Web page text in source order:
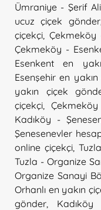
Ümraniye - Şerif
ucuz çiçek gönder
çiçekçi Çekmeköy
Çekmeköy -
Esenkent en
Esenşehir en
yakın çiçek
çiçekçi
Kadıköy -
Şenesenevler
online çiçekçi ,
Tuzla - Organize
Organize Sanayi
Orhanlı en yakın
gönder